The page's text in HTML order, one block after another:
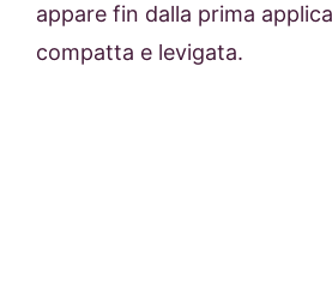
appare fin dalla prima
compatta e levigata.